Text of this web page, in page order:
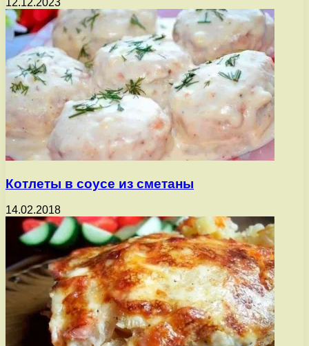
Котлеты в соусе из сметаны
14.02.2018